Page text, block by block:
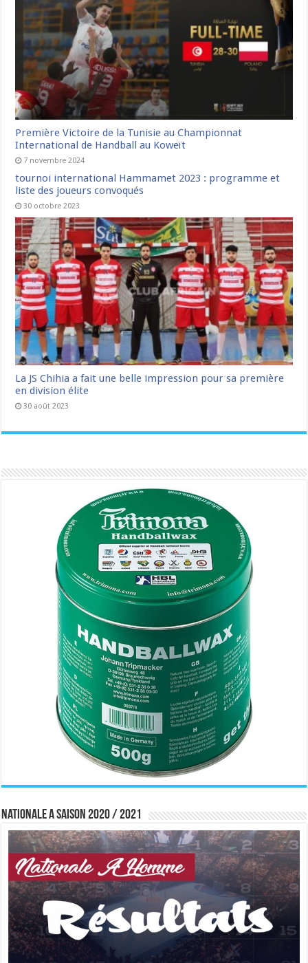
Première Victoire de la Tunisie au Championnat
International de Handball au Koweït
7 novembre 2024
tournoi international Hammamet 2023 : programme et
liste des joueurs convoqués
30 octobre 2023
La JS Chihia a fait une belle impression pour sa première
en division élite
30 août 2023
Nationale A saison 2020 / 2021